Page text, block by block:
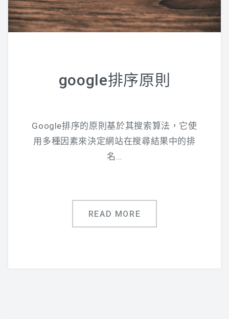
google排序原則
Google排序的原則基於其搜索算法，它使
用多種因素來決定網站在搜尋結果中的排
名…
READ MORE